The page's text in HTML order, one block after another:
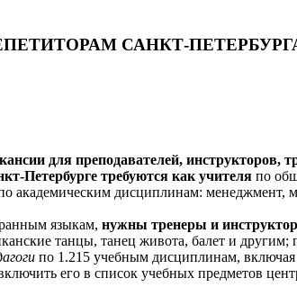
САНКТ-
для преподавателей, инструкторов,
Петербурге требуются как учителя по
академическим дисциплинам: менеджмент,
языкам, нужны тренеры и
танцы, танец живота, балет и
по 1.215 учебным дисциплинам,
его в список учебных предметов